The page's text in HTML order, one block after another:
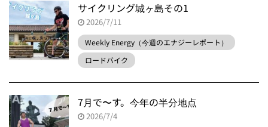
サイクリング城ヶ島その1
2026/7/11
Weekly Energy（今週のエナジーレポート）
ロードバイク
7月で〜す。今年の半分地点
2026/7/4